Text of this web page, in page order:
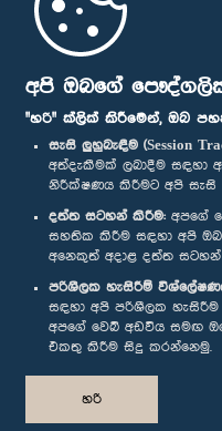
අපි ඔබගේ
"හරි" ක්ලික් කිරීමෙන්, ඔබ
සැසි ලුහුබැඳීම (Session
අත්දැකීමක් ලබාදීම සඳහා
නිරීක්ෂණය කිරීමට අපි සැසි
දත්ත සටහන් කිරීම: අපගේ
සහතික කිරීම සඳහා අපි
අනෙකුත් අදාළ දත්ත
පරිශීලක හැසිරීම්
සඳහා අපි පරිශීලක
අපගේ වෙබ් අඩවිය සමඟ
එකතු කිරීම සිදු කරන්නෙමු.
හරි
පාර්ලිමේන්තු ජංගම යෙදුම
අප හා සම්බන්ධ වී සිටින්න :
සම්මාන
පෞද්ගලිකත්ව ප්‍රතිපත්තිය